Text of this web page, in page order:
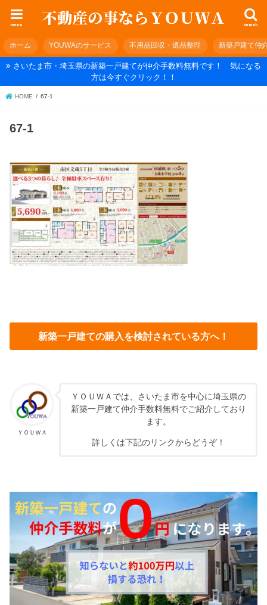
search
menu
ホーム YOUWAのサービス 不用品回収・遺品整理 新築戸建て仲
さいたま市・埼玉県の新築一戸建てが仲介手数料無料です！ 気になる
方は今すぐクリック！！
HOME 67-1
67-1
新築一戸建ての購入を検討されている方へ！
ＹＯＵＷＡ
ＹＯＵＷＡでは、さいたま市を中心に埼玉県の
新築一戸建て仲介手数料無料でご紹介しており
ます。
詳しくは下記のリンクからどうぞ！